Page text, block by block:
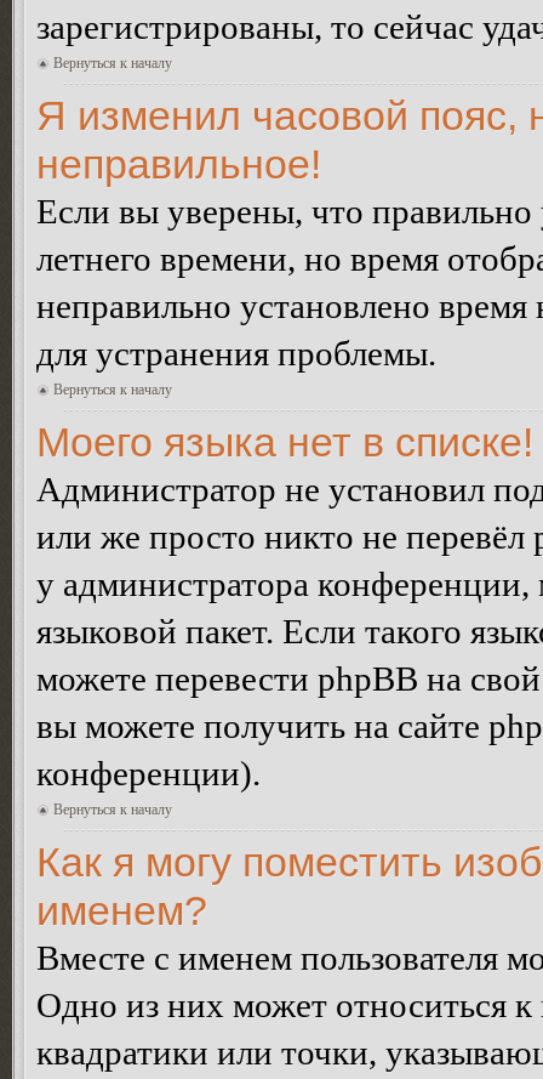
зарегистрированы, то сейчас
Вернуться к началу
Я изменил часовой пояс,
неправильное!
Если вы уверены, что правильно
летнего времени, но время
неправильно установлено
для устранения проблемы.
Вернуться к началу
Моего языка нет в списке!
Администратор не установил
или же просто никто не
у администратора
языковой пакет. Если такого
можете перевести phpBB на
вы можете получить на сайте
конференции).
Вернуться к началу
Как я могу поместить
именем?
Вместе с именем пользователя
Одно из них может относиться
квадратики или точки,